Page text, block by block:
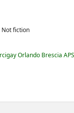
Not fiction
Orlando Brescia APS